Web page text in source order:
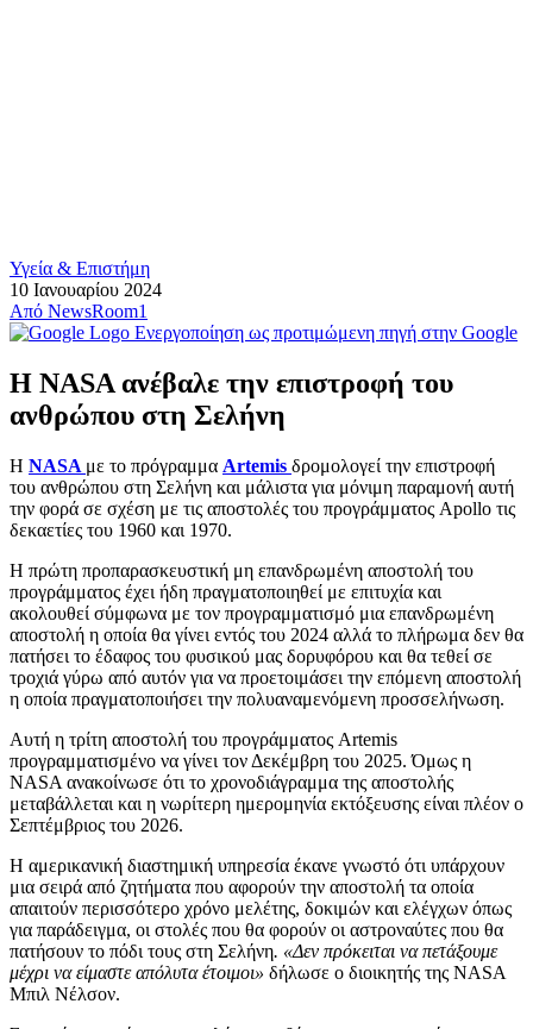
Υγεία & Επιστήμη
10 Ιανουαρίου 2024
Από NewsRoom1
Ενεργοποίηση ως προτιμώμενη πηγή στην Google
Η NASA ανέβαλε την επιστροφή του
ανθρώπου στη Σελήνη
Η NASA με το πρόγραμμα Artemis δρομολογεί την επιστροφή
του ανθρώπου στη Σελήνη και μάλιστα για μόνιμη παραμονή αυτή
την φορά σε σχέση με τις αποστολές του προγράμματος Apollo τις
δεκαετίες του 1960 και 1970.
Η πρώτη προπαρασκευστική μη επανδρωμένη αποστολή του
προγράμματος έχει ήδη πραγματοποιηθεί με επιτυχία και
ακολουθεί σύμφωνα με τον προγραμματισμό μια επανδρωμένη
αποστολή η οποία θα γίνει εντός του 2024 αλλά το πλήρωμα δεν θα
πατήσει το έδαφος του φυσικού μας δορυφόρου και θα τεθεί σε
τροχιά γύρω από αυτόν για να προετοιμάσει την επόμενη αποστολή
η οποία πραγματοποιήσει την πολυαναμενόμενη προσσελήνωση.
Αυτή η τρίτη αποστολή του προγράμματος Artemis
προγραμματισμένο να γίνει τον Δεκέμβρη του 2025. Όμως η
NASA ανακοίνωσε ότι το χρονοδιάγραμμα της αποστολής
μεταβάλλεται και η νωρίτερη ημερομηνία εκτόξευσης είναι πλέον ο
Σεπτέμβριος του 2026.
Η αμερικανική διαστημική υπηρεσία έκανε γνωστό ότι υπάρχουν
μια σειρά από ζητήματα που αφορούν την αποστολή τα οποία
απαιτούν περισσότερο χρόνο μελέτης, δοκιμών και ελέγχων όπως
για παράδειγμα, οι στολές που θα φορούν οι αστροναύτες που θα
πατήσουν το πόδι τους στη Σελήνη. «Δεν πρόκειται να πετάξουμε
μέχρι να είμαστε απόλυτα έτοιμοι» δήλωσε ο διοικητής της NASA
Μπιλ Νέλσον.